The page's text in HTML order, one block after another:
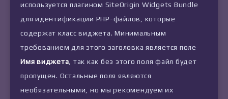
используется плагином SiteOrigin Widgets Bundle
для идентификации PHP-файлов, которые
содержат класс виджета. Минимальным
требованием для этого заголовка является поле
Имя виджета, так как без этого поля файл будет
пропущен. Остальные поля являются
необязательными, но мы рекомендуем их